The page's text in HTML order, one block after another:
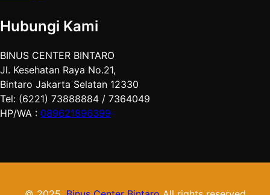
Hubungi Kami
BINUS CENTER BINTARO
Jl. Kesehatan Raya No.21,
Bintaro Jakarta Selatan 12330
Tel: (6221) 73888884 / 7364049
HP/WA : 089621896399